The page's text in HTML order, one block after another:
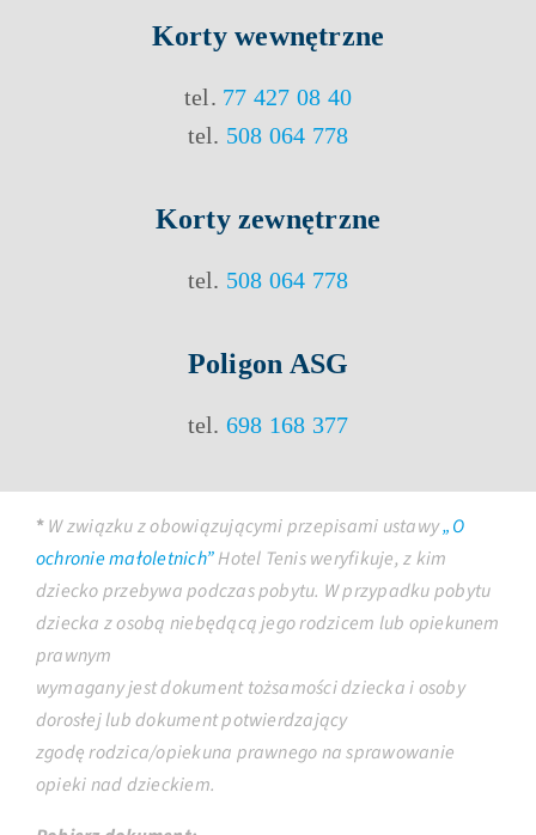
Kortywewnętrzne
tel. 77 427 08 40
tel. 508 064 778
Korty zewnętrzne
tel. 508 064 778
Poligon ASG
tel. 698 168 377
*W związku z obowiązującymi przepisami ustawy„O
ochronie małoletnich”Hotel Tenis weryfikuje, z kim
dziecko przebywa podczas pobytu. W przypadku pobytu
dziecka z osobą niebędącą jego rodzicem lub opiekunem
prawnym
wymagany jest dokument tożsamości dziecka i osoby
dorosłej lub dokument potwierdzający
zgodę rodzica/opiekuna prawnego na sprawowanie
opieki nad dzieckiem.